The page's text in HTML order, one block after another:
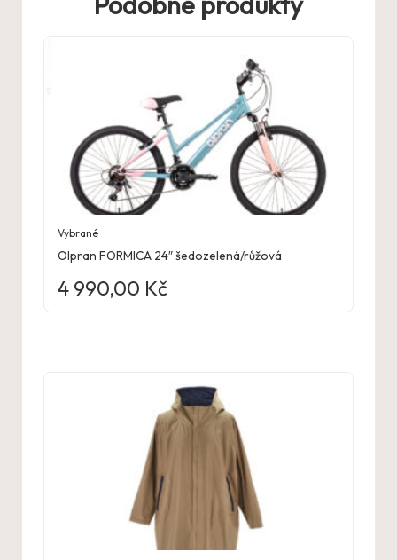
Vybrané
Olpran FORMICA 24″ šedozelená/růžová
4 990,00 Kč